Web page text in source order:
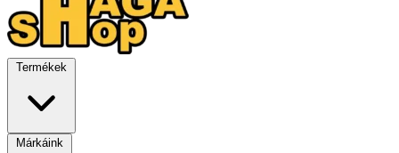
Termékek
Márkáink